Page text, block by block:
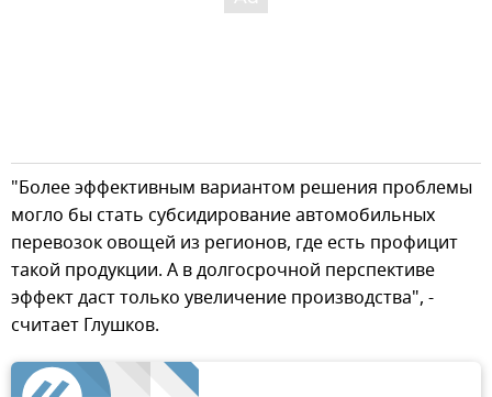
"Более эффективным вариантом решения проблемы
могло бы стать субсидирование автомобильных
перевозок овощей из регионов, где есть профицит
такой продукции. А в долгосрочной перспективе
эффект даст только увеличение производства", -
считает Глушков.